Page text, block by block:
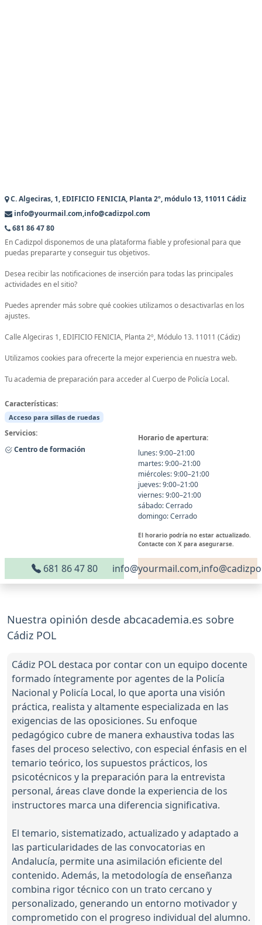
C. Algeciras, 1, EDIFICIO FENICIA, Planta 2º, módulo 13, 11011 Cádiz
info@yourmail.com,info@cadizpol.com
681 86 47 80
En Cadizpol disponemos de una plataforma fiable y profesional para que
puedas prepararte y conseguir tus objetivos.
Desea recibir las notificaciones de inserción para todas las principales
actividades en el sitio?
Puedes aprender más sobre qué cookies utilizamos o desactivarlas en los
ajustes.
Calle Algeciras 1, EDIFICIO FENICIA, Planta 2º, Módulo 13. 11011 (Cádiz)
Utilizamos cookies para ofrecerte la mejor experiencia en nuestra web.
Tu academia de preparación para acceder al Cuerpo de Policía Local.
Características:
Acceso para sillas de ruedas
Servicios:
Centro de formación
Horario de apertura:
lunes: 9:00–21:00
martes: 9:00–21:00
miércoles: 9:00–21:00
jueves: 9:00–21:00
viernes: 9:00–21:00
sábado: Cerrado
domingo: Cerrado
El horario podría no estar actualizado.
Contacte con X para asegurarse.
681 86 47 80
Nuestra opinión desde abcacademia.es sobre
Cádiz POL
Cádiz POL destaca por contar con un equipo docente
formado íntegramente por agentes de la Policía
Nacional y Policía Local, lo que aporta una visión
práctica, realista y altamente especializada en las
exigencias de las oposiciones. Su enfoque
pedagógico cubre de manera exhaustiva todas las
fases del proceso selectivo, con especial énfasis en el
temario teórico, los supuestos prácticos, los
psicotécnicos y la preparación para la entrevista
personal, áreas clave donde la experiencia de los
instructores marca una diferencia significativa.
El temario, sistematizado, actualizado y adaptado a
las particularidades de las convocatorias en
Andalucía, permite una asimilación eficiente del
contenido. Además, la metodología de enseñanza
combina rigor técnico con un trato cercano y
personalizado, generando un entorno motivador y
comprometido con el progreso individual del alumno.